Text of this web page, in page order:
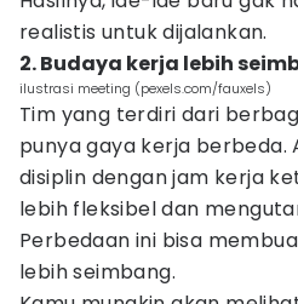
realistis untuk dijalankan.
2. Budaya kerja lebih
ilustrasi meeting (pexels.com/fauxels)
Tim yang terdiri dari
punya gaya kerja berbeda.
disiplin dengan jam kerja
lebih fleksibel dan
Perbedaan ini bisa
lebih seimbang.